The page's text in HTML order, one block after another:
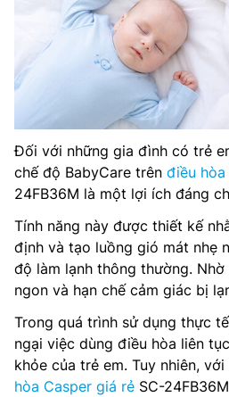
Đối với những gia đình có trẻ
chế độ BabyCare trên điều hòa
24FB36M là một lợi ích đáng
Tính năng này được thiết kế
định và tạo luồng gió mát nhẹ
độ làm lạnh thông thường.
ngon và hạn chế cảm giác bị
Trong quá trình sử dụng thực
ngại việc dùng điều hòa liên
khỏe của trẻ em. Tuy nhiên,
hòa Casper giá rẻ SC-